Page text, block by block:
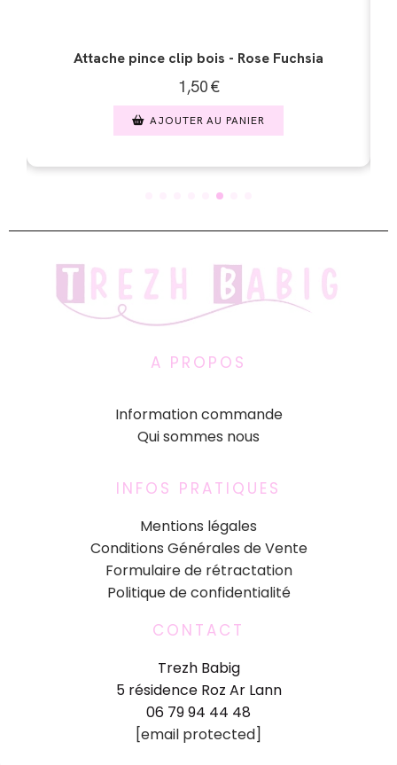
Attache Tétine bébé translucide - Transparent
1,00
AJOUTER AU PANIER
A PROPOS
Information commande
Qui sommes nous
INFOS PRATIQUES
Mentions légales
Conditions Générales de Vente
Formulaire de rétractation
Politique de confidentialité
CONTACT
Trezh Babig
5 résidence Roz Ar Lann
06 79 94 44 48
[email protected]